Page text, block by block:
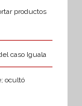
productos
caso Iguala
ocultó